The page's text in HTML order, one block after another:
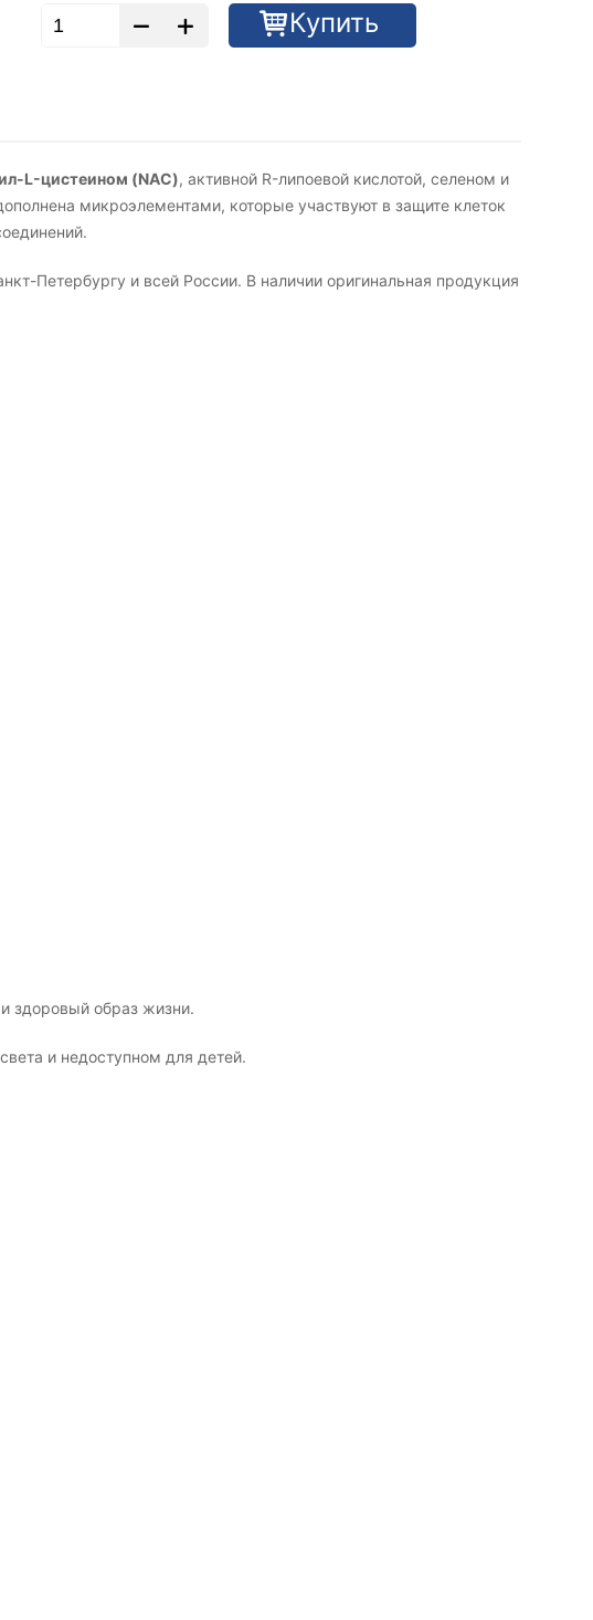
Купить
L-цистеином (NAC), активной R-липоевой кислотой, селеном и
микроэлементами, которые участвуют в защите клеток
Петербургу и всей России. В наличии оригинальная продукция
здоровый образ жизни.
и недоступном для детей.